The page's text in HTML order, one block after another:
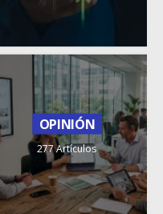
OPINIÓN
277 Artículos